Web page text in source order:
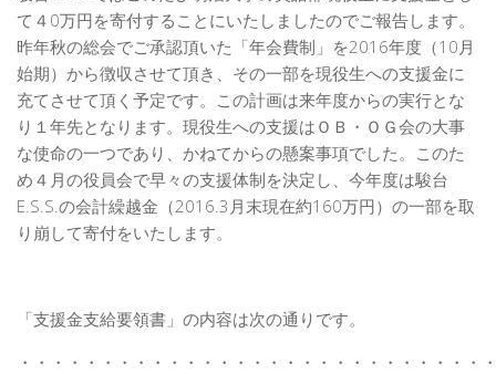
て４0万円を寄付することにいたしましたのでご報告します。
昨年秋の総会でご承認頂いた「年会費制」を2016年度（10月
始期）から徴収させて頂き、その一部を現役生への支援金に
充てさせて頂く予定です。この計画は来年度からの実行とな
り１年先となります。現役生への支援はＯＢ・ＯＧ会の大事
な使命の一つであり、かねてからの懸案事項でした。このた
め４月の役員会で早々の支援体制を決定し、今年度は駿台
E.S.S.の会計繰越金（2016.3月末現在約160万円）の一部を取
り崩して寄付をいたします。
「支援金支給要領書」の内容は次の通りです。
・・・・・・・・・・・・・・・・・・・・・・・・・・・・